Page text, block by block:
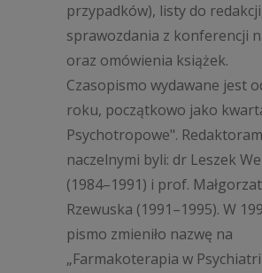
przypadków), listy do
sprawozdania z konferencji
oraz omówienia książek.
Czasopismo wydawane jest
roku, początkowo jako
Psychotropowe".
naczelnymi byli: dr Leszek
(1984–1991) i prof.
Rzewuska (1991–1995). W
pismo zmieniło nazwę na
„Farmakoterapia w